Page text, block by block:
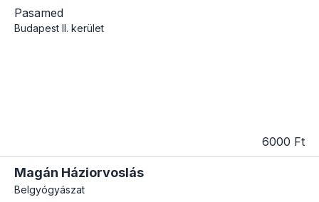
Pasamed
Budapest II. kerület
6000 Ft
Magán Háziorvoslás
Belgyógyászat